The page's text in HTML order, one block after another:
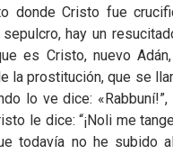
donde Cristo fue
hay un
es Cristo, nuevo
la prostitución, que se
lo ve dice:
le dice: “¡Noli me
todavía no he subido